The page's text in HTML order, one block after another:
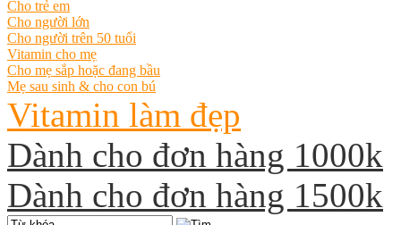
Cho trẻ em
Cho người lớn
Cho người trên 50 tuổi
Vitamin cho mẹ
Cho mẹ sắp hoặc đang bầu
Mẹ sau sinh & cho con bú
Vitamin làm đẹp
Dành cho đơn hàng 1000k
Dành cho đơn hàng 1500k